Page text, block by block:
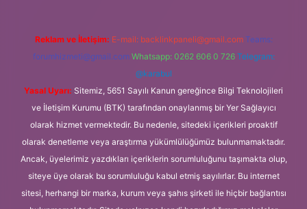
Reklam ve İletişim: E-mail: backlinkpaneli@gmail.com Teams:
forumhizmeti@gmail.com Whatsapp: 0262 606 0 726 Telegram:
@karabul
Yasal Uyarı: Sitemiz, 5651 Sayılı Kanun gereğince Bilgi Teknolojileri
ve İletişim Kurumu (BTK) tarafından onaylanmış bir Yer Sağlayıcı
olarak hizmet vermektedir. Bu nedenle, sitedeki içerikleri proaktif
olarak denetleme veya araştırma yükümlülüğümüz bulunmamaktadır.
Ancak, üyelerimiz yazdıkları içeriklerin sorumluluğunu taşımakta olup,
siteye üye olarak bu sorumluluğu kabul etmiş sayılırlar. Bu internet
sitesi, herhangi bir marka, kurum veya şahıs şirketi ile hiçbir bağlantısı